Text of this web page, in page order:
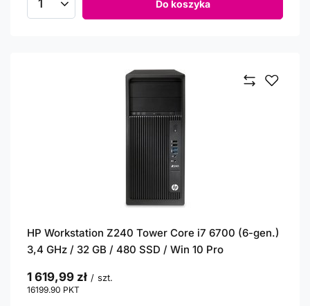
Ilość produktów Do koszyka
HP Workstation Z240 Tower Core i7 6700 (6-gen.)
3,4 GHz / 32 GB / 480 SSD / Win 10 Pro
1 619,99 zł / szt.
16199.90 PKT